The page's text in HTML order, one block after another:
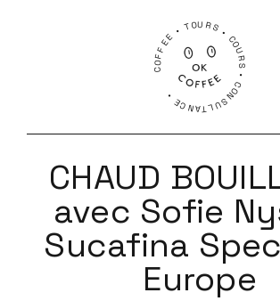
COFFEE • TOURS • COURS • CONSULTANCE •
CHAUD
avec Sofie
Sucafina
Europe